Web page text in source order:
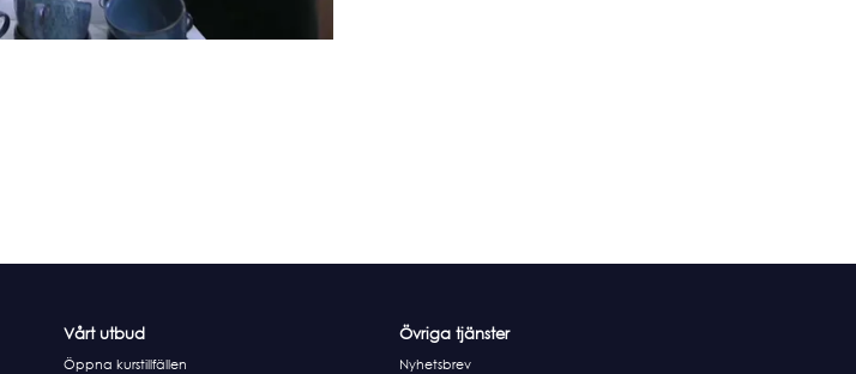
Vårt utbud
Öppna kurstillfällen
Övriga tjänster
Nyhetsbrev